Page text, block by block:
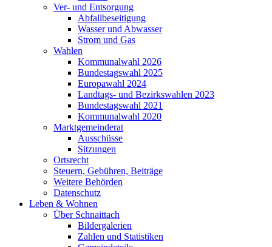
Ver- und Entsorgung
Abfallbeseitigung
Wasser und Abwasser
Strom und Gas
Wahlen
Kommunalwahl 2026
Bundestagswahl 2025
Europawahl 2024
Landtags- und Bezirkswahlen 2023
Bundestagswahl 2021
Kommunalwahl 2020
Marktgemeinderat
Ausschüsse
Sitzungen
Ortsrecht
Steuern, Gebühren, Beiträge
Weitere Behörden
Datenschutz
Leben & Wohnen
Über Schnaittach
Bildergalerien
Zahlen und Statistiken